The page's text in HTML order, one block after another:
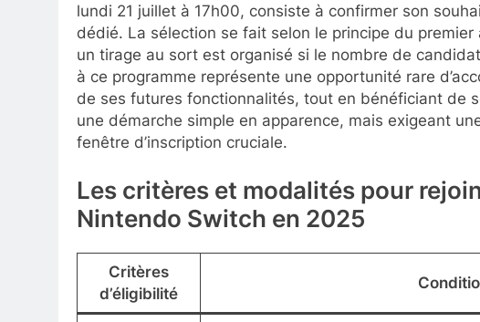
lundi 21 juillet à 17h00, consiste à confirmer son
dédié. La sélection se fait selon le principe du
un tirage au sort est organisé si le nombre de
à ce programme représente une opportunité rare
de ses futures fonctionnalités, tout en bénéficiant de
une démarche simple en apparence, mais exigeant
fenêtre d’inscription cruciale.
Les critères et modalités pour
Nintendo Switch en 2025
Critères
d’éligibilité